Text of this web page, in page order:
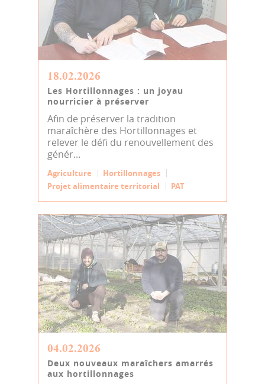
18.02.2026
Les Hortillonnages : un joyau
nourricier à préserver
Afin de préserver la tradition
maraîchère des Hortillonnages et
relever le défi du renouvellement des
génér...
Agriculture
Hortillonnages
Projet alimentaire territorial
PAT
04.02.2026
Deux nouveaux maraîchers amarrés
aux hortillonnages